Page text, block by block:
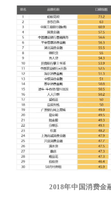
2018年中国消费金